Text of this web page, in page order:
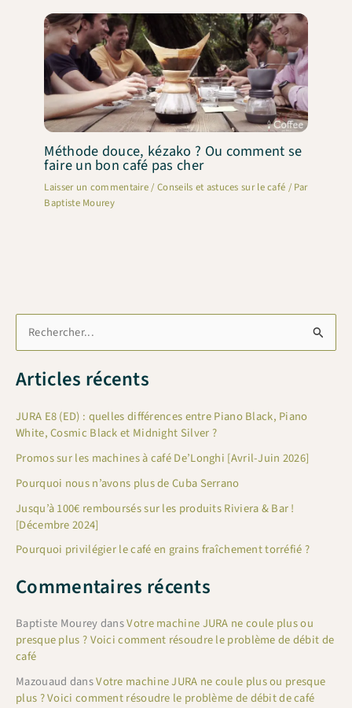
e
c
e
r
c
h
e
r
Articles récents
JURA E8 (ED) : quelles différences entre Piano Black, Piano
White, Cosmic Black et Midnight Silver ?
Promos sur les machines à café De’Longhi [Avril-Juin 2026]
Pourquoi nous n’avons plus de Cuba Serrano
Jusqu’à 100€ remboursés sur les produits Riviera & Bar !
[Décembre 2024]
Pourquoi privilégier le café en grains fraîchement torréfié ?
Commentaires récents
Baptiste MoureydansVotre machine JURA ne coule plus ou
presque plus ? Voici comment résoudre le problème de débit de
café
Mazouaud dansVotre machine JURA ne coule plus ou presque
plus ? Voici comment résoudre le problème de débit de café
Méthode douce, kézako ? Ou comment se
faire un bon café pas cher
Laisser un commentaire/ Conseils et astuces sur le café / Par
Baptiste Mourey